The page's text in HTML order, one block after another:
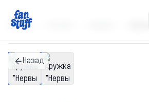
Главная
Назад